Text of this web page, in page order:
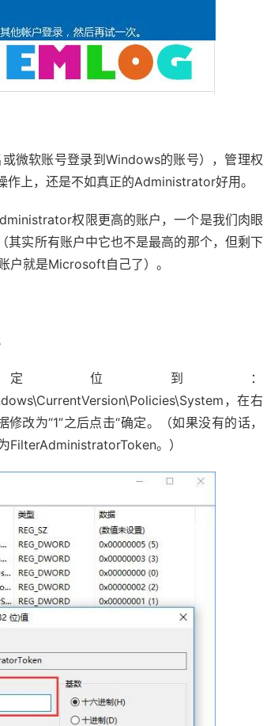
软账号登录到Windows的账号），管理权
上，还是不如真正的Administrator好用。
权限更高的账户，一个是我们肉眼
实所有账户中它也不是最高的那个，但剩下
户就是Microsoft自己了）。
到：
，在右
改为“1”之后点击“确定。（如果没有的话，
FilterAdministratorToken。）